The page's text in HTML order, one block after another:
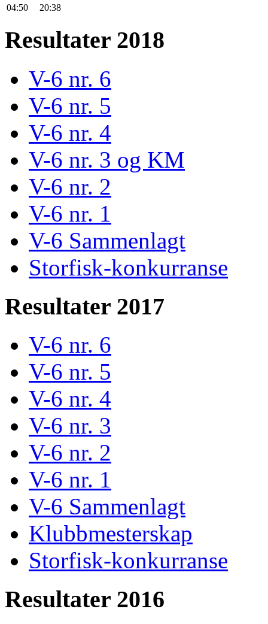
04:50
20:38
Resultater 2018
V-6 nr. 6
V-6 nr. 5
V-6 nr. 4
V-6 nr. 3 og KM
V-6 nr. 2
V-6 nr. 1
V-6 Sammenlagt
Storfisk-konkurranse
Resultater 2017
V-6 nr. 6
V-6 nr. 5
V-6 nr. 4
V-6 nr. 3
V-6 nr. 2
V-6 nr. 1
V-6 Sammenlagt
Klubbmesterskap
Storfisk-konkurranse
Resultater 2016